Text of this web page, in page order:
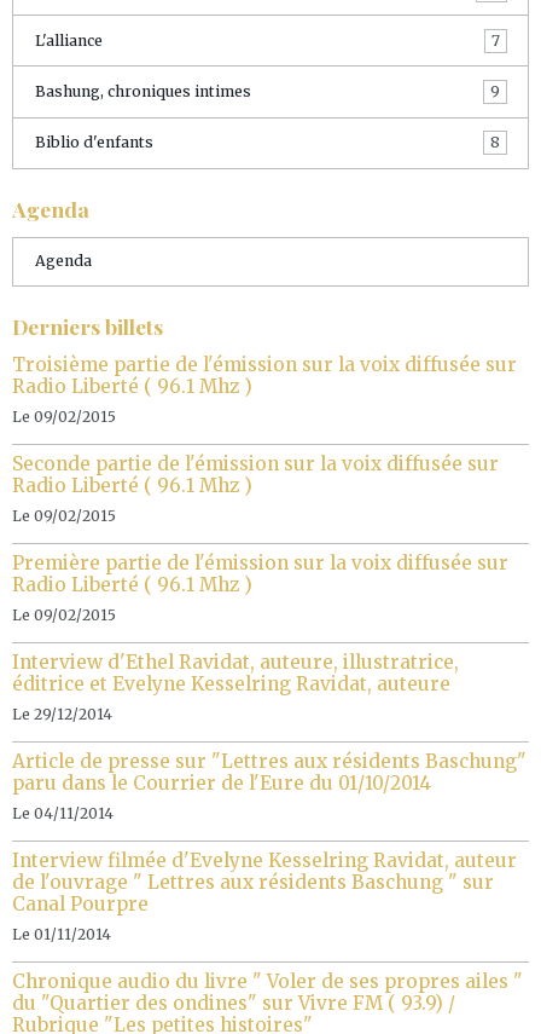
L'alliance 7
Bashung, chroniques intimes 9
Biblio d'enfants 8
Agenda
Agenda
Derniers billets
Troisième partie de l'émission sur la voix diffusée sur
Radio Liberté ( 96.1 Mhz )
Le 09/02/2015
Seconde partie de l'émission sur la voix diffusée sur
Radio Liberté ( 96.1 Mhz )
Le 09/02/2015
Première partie de l'émission sur la voix diffusée sur
Radio Liberté ( 96.1 Mhz )
Le 09/02/2015
Interview d'Ethel Ravidat, auteure, illustratrice,
éditrice et Evelyne Kesselring Ravidat, auteure
Le 29/12/2014
Article de presse sur "Lettres aux résidents Baschung"
paru dans le Courrier de l'Eure du 01/10/2014
Le 04/11/2014
Interview filmée d'Evelyne Kesselring Ravidat, auteur
de l'ouvrage " Lettres aux résidents Baschung " sur
Canal Pourpre
Le 01/11/2014
Chronique audio du livre " Voler de ses propres ailes "
du "Quartier des ondines" sur Vivre FM ( 93.9) /
Rubrique "Les petites histoires"